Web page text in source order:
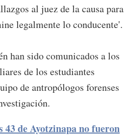
al juez de la causa para
legalmente lo conducente'.
han sido comunicados a los
de los estudiantes
de antropólogos forenses
de Ayotzinapa no fueron